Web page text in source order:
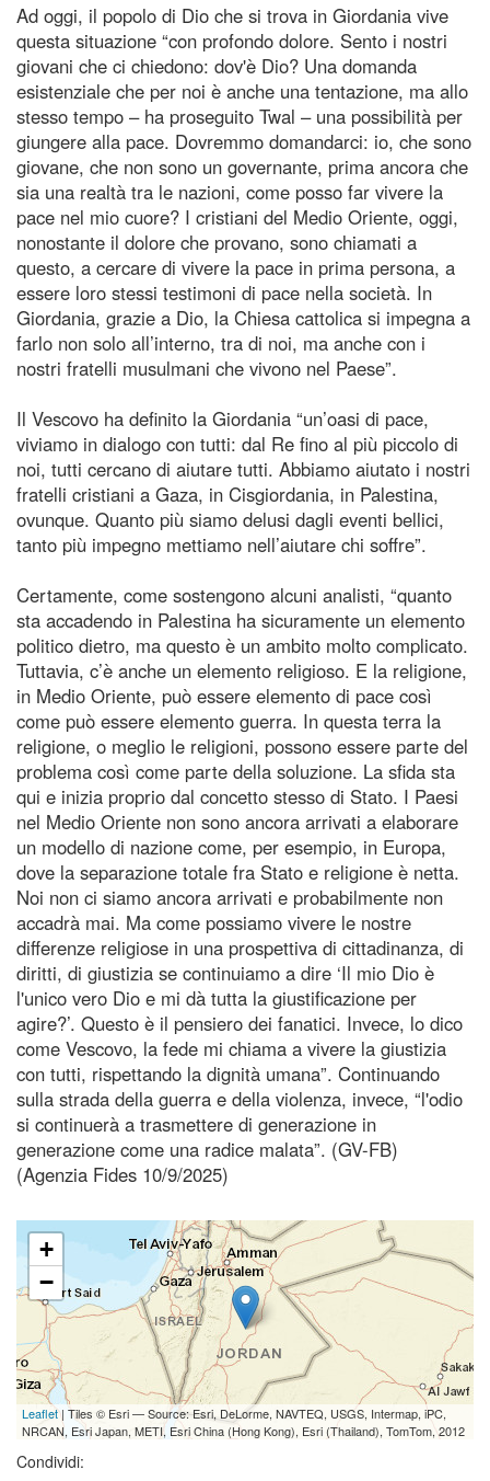
Ad oggi, il popolo di Dio che si trova in Giordania vive
questa situazione “con profondo dolore. Sento i nostri
giovani che ci chiedono: dov'è Dio? Una domanda
esistenziale che per noi è anche una tentazione, ma allo
stesso tempo – ha proseguito Twal – una possibilità per
giungere alla pace. Dovremmo domandarci: io, che sono
giovane, che non sono un governante, prima ancora che
sia una realtà tra le nazioni, come posso far vivere la
pace nel mio cuore? I cristiani del Medio Oriente, oggi,
nonostante il dolore che provano, sono chiamati a
questo, a cercare di vivere la pace in prima persona, a
essere loro stessi testimoni di pace nella società. In
Giordania, grazie a Dio, la Chiesa cattolica si impegna a
farlo non solo all’interno, tra di noi, ma anche con i
nostri fratelli musulmani che vivono nel Paese”.
Il Vescovo ha definito la Giordania “un’oasi di pace,
viviamo in dialogo con tutti: dal Re fino al più piccolo di
noi, tutti cercano di aiutare tutti. Abbiamo aiutato i nostri
fratelli cristiani a Gaza, in Cisgiordania, in Palestina,
ovunque. Quanto più siamo delusi dagli eventi bellici,
tanto più impegno mettiamo nell’aiutare chi soffre”.
Certamente, come sostengono alcuni analisti, “quanto
sta accadendo in Palestina ha sicuramente un elemento
politico dietro, ma questo è un ambito molto complicato.
Tuttavia, c’è anche un elemento religioso. E la religione,
in Medio Oriente, può essere elemento di pace così
come può essere elemento guerra. In questa terra la
religione, o meglio le religioni, possono essere parte del
problema così come parte della soluzione. La sfida sta
qui e inizia proprio dal concetto stesso di Stato. I Paesi
nel Medio Oriente non sono ancora arrivati a elaborare
un modello di nazione come, per esempio, in Europa,
dove la separazione totale fra Stato e religione è netta.
Noi non ci siamo ancora arrivati e probabilmente non
accadrà mai. Ma come possiamo vivere le nostre
differenze religiose in una prospettiva di cittadinanza, di
diritti, di giustizia se continuiamo a dire ‘Il mio Dio è
l'unico vero Dio e mi dà tutta la giustificazione per
agire?’. Questo è il pensiero dei fanatici. Invece, lo dico
come Vescovo, la fede mi chiama a vivere la giustizia
con tutti, rispettando la dignità umana”. Continuando
sulla strada della guerra e della violenza, invece, “l'odio
si continuerà a trasmettere di generazione in
generazione come una radice malata”. (GV-FB)
(Agenzia Fides 10/9/2025)
+
−
Leaflet| Tiles © Esri — Source: Esri, DeLorme, NAVTEQ, USGS, Intermap, iPC,
NRCAN, Esri Japan, METI, Esri China (Hong Kong), Esri (Thailand), TomTom, 2012
Condividi: